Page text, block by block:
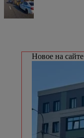
Новое на сайте